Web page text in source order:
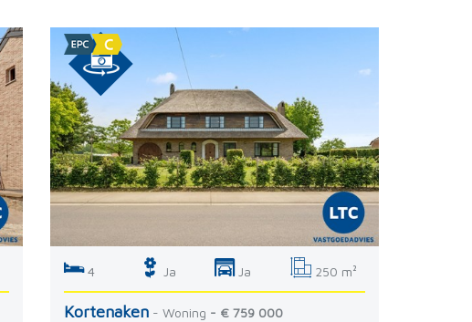
4 Ja Ja 250 m²
Kortenaken - Woning - € 759 000